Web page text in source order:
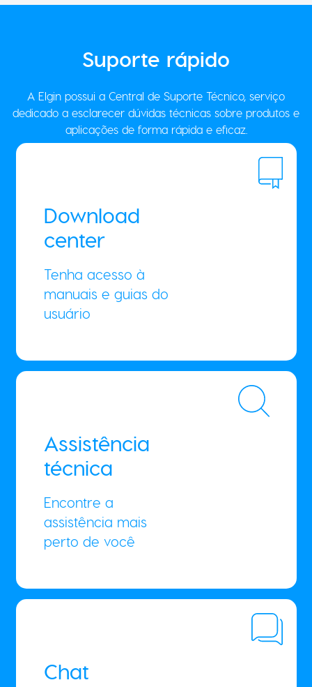
Suporte rápido
A Elgin possui a Central de Suporte Técnico, serviço
dedicado a esclarecer dúvidas técnicas sobre produtos e
aplicações de forma rápida e eficaz.
Download
center
Tenha acesso à
manuais e guias do
usuário
Assistência
técnica
Encontre a
assistência mais
perto de você
Chat